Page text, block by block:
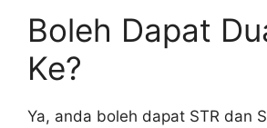
Boleh Dapat
Ke?
Ya, anda boleh dapat STR dan